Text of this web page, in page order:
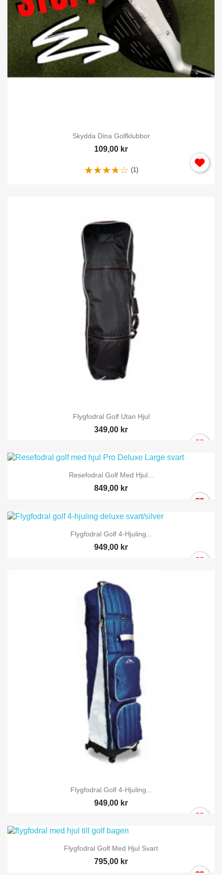
Skydda Dina Golfklubbor
109,00 kr
(1)
Flygfodral Golf Utan Hjul
349,00 kr
Resefodral Golf Med Hjul...
849,00 kr
Flygfodral Golf 4-Hjuling...
949,00 kr
Flygfodral Golf 4-Hjuling...
949,00 kr
Flygfodral Golf Med Hjul Svart
795,00 kr
Du behöver vara inlogga för att spara produkter i din